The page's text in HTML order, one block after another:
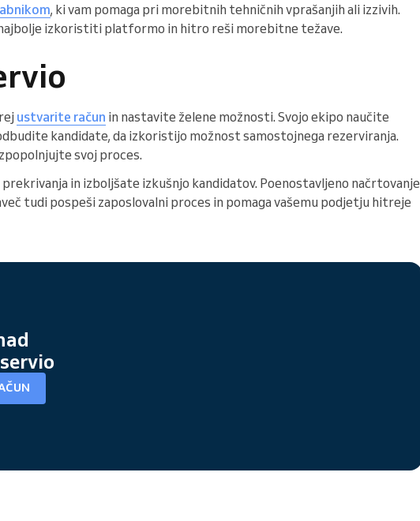
, ki vam pomaga pri morebitnih tehničnih vprašanjih ali izzivih.
izkoristiti platformo in hitro reši morebitne težave.
ustvarite račun in nastavite želene možnosti. Svojo ekipo naučite
kandidate, da izkoristijo možnost samostojnega rezerviranja.
svoj proces.
in izboljšate izkušnjo kandidatov. Poenostavljeno načrtovanje
tudi pospeši zaposlovalni proces in pomaga vašemu podjetju hitreje